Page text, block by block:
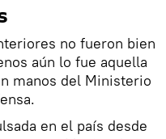
no fueron bien
aún lo fue aquella
manos del Ministerio
en el país desde